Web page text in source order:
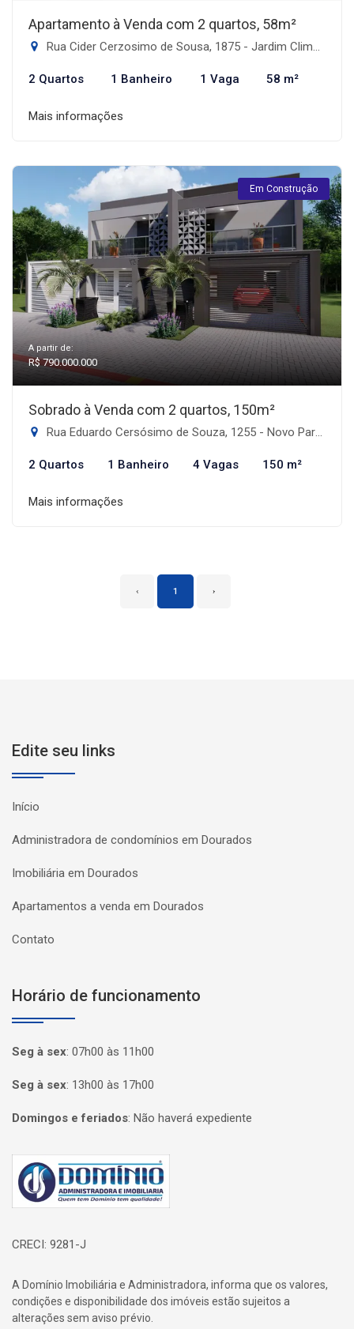
Apartamento à Venda com 2 quartos, 58m²
Rua Cider Cerzosimo de Sousa, 1875 - Jardim Climax, Dourados-MS
2 Quartos 1 Banheiro 1 Vaga 58 m²
Mais informações
Em Construção
A partir de:
R$ 790.000.000
Sobrado à Venda com 2 quartos, 150m²
Rua Eduardo Cersósimo de Souza, 1255 - Novo Parque Alvorada, Dourados-MS
2 Quartos 1 Banheiro 4 Vagas 150 m²
Mais informações
‹ 1 ›
Edite seu links
Início
Administradora de condomínios em Dourados
Imobiliária em Dourados
Apartamentos a venda em Dourados
Contato
Horário de funcionamento
Seg à sex: 07h00 às 11h00
Seg à sex: 13h00 às 17h00
Domingos e feriados: Não haverá expediente
Página inicial
CRECI: 9281-J
A Domínio Imobiliária e Administradora, informa que os valores,
condições e disponibilidade dos imóveis estão sujeitos a
alterações sem aviso prévio.